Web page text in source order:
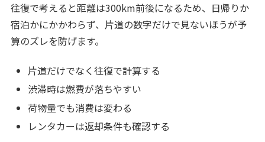
往復で考えると距離は300km前後になるため、日帰りか
宿泊かにかかわらず、片道の数字だけで見ないほうが予
算のズレを防げます。
片道だけでなく往復で計算する
渋滞時は燃費が落ちやすい
荷物量でも消費は変わる
レンタカーは返却条件も確認する